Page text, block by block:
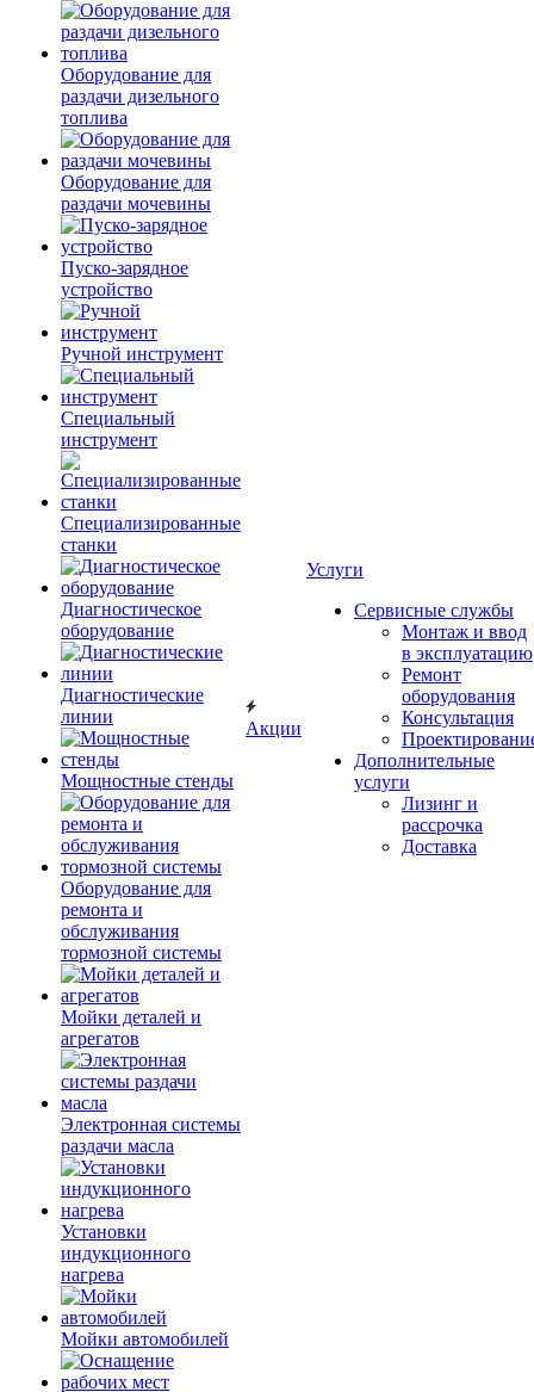
Оборудование для
раздачи дизельного
топлива
Оборудование для
раздачи мочевины
Пуско-зарядное
устройство
Ручной инструмент
Специальный
инструмент
Специализированные
станки
Диагностическое
оборудование
Диагностические
линии
Мощностные стенды
Оборудование для
ремонта и
обслуживания
тормозной системы
Мойки деталей и
агрегатов
Электронная системы
раздачи масла
Установки
индукционного
нагрева
Мойки автомобилей
Акции
Услуги
Сервисные службы
Монтаж и ввод
в эксплуатацию
Ремонт
оборудования
Консультация
Дополнительные
услуги
Лизинг и
рассрочка
Доставка